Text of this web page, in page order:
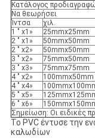
Κατάλογος
Να θεωρήσει
Ίντσα
χιλ.
1 " x1»
25mmx25mm
2 " x1»
50mmx50mm
2 " x2»
50mmx50mm
3 " x2»
75mmx50mm
3 " x3»
75mmx75mm
4 " x2»
100mmx50mm
4 " x4»
5 " x5»
6 " x6»
Σημείωση: Οι ειδικές
Το PVC έντυσε την
καλωδίων